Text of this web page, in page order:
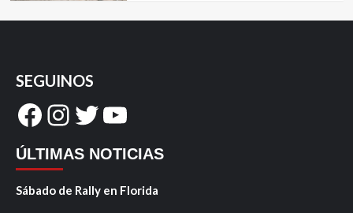
SEGUINOS
Facebook
Instagram
Twitter
YouTube
ÚLTIMAS NOTICIAS
Sábado de Rally en Florida